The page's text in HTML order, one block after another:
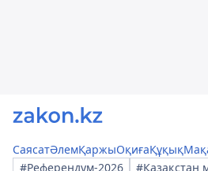
СаясатӘлемҚаржыОқиғаҚұқық
#Референдум-2026